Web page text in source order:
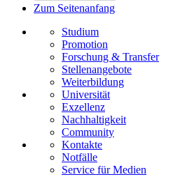
Zum Seitenanfang
Studium
Promotion
Forschung & Transfer
Stellenangebote
Weiterbildung
Universität
Exzellenz
Nachhaltigkeit
Community
Kontakte
Notfälle
Service für Medien